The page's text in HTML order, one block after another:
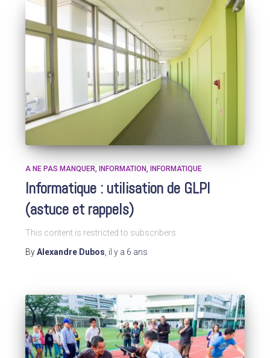
A NE PAS MANQUER INFORMATION INFORMATIQUE
Informatique : utilisation de GLPI
(astuce et rappels)
This content is restricted to subscribers
ByAlexandre Dubos il y a 6 ans